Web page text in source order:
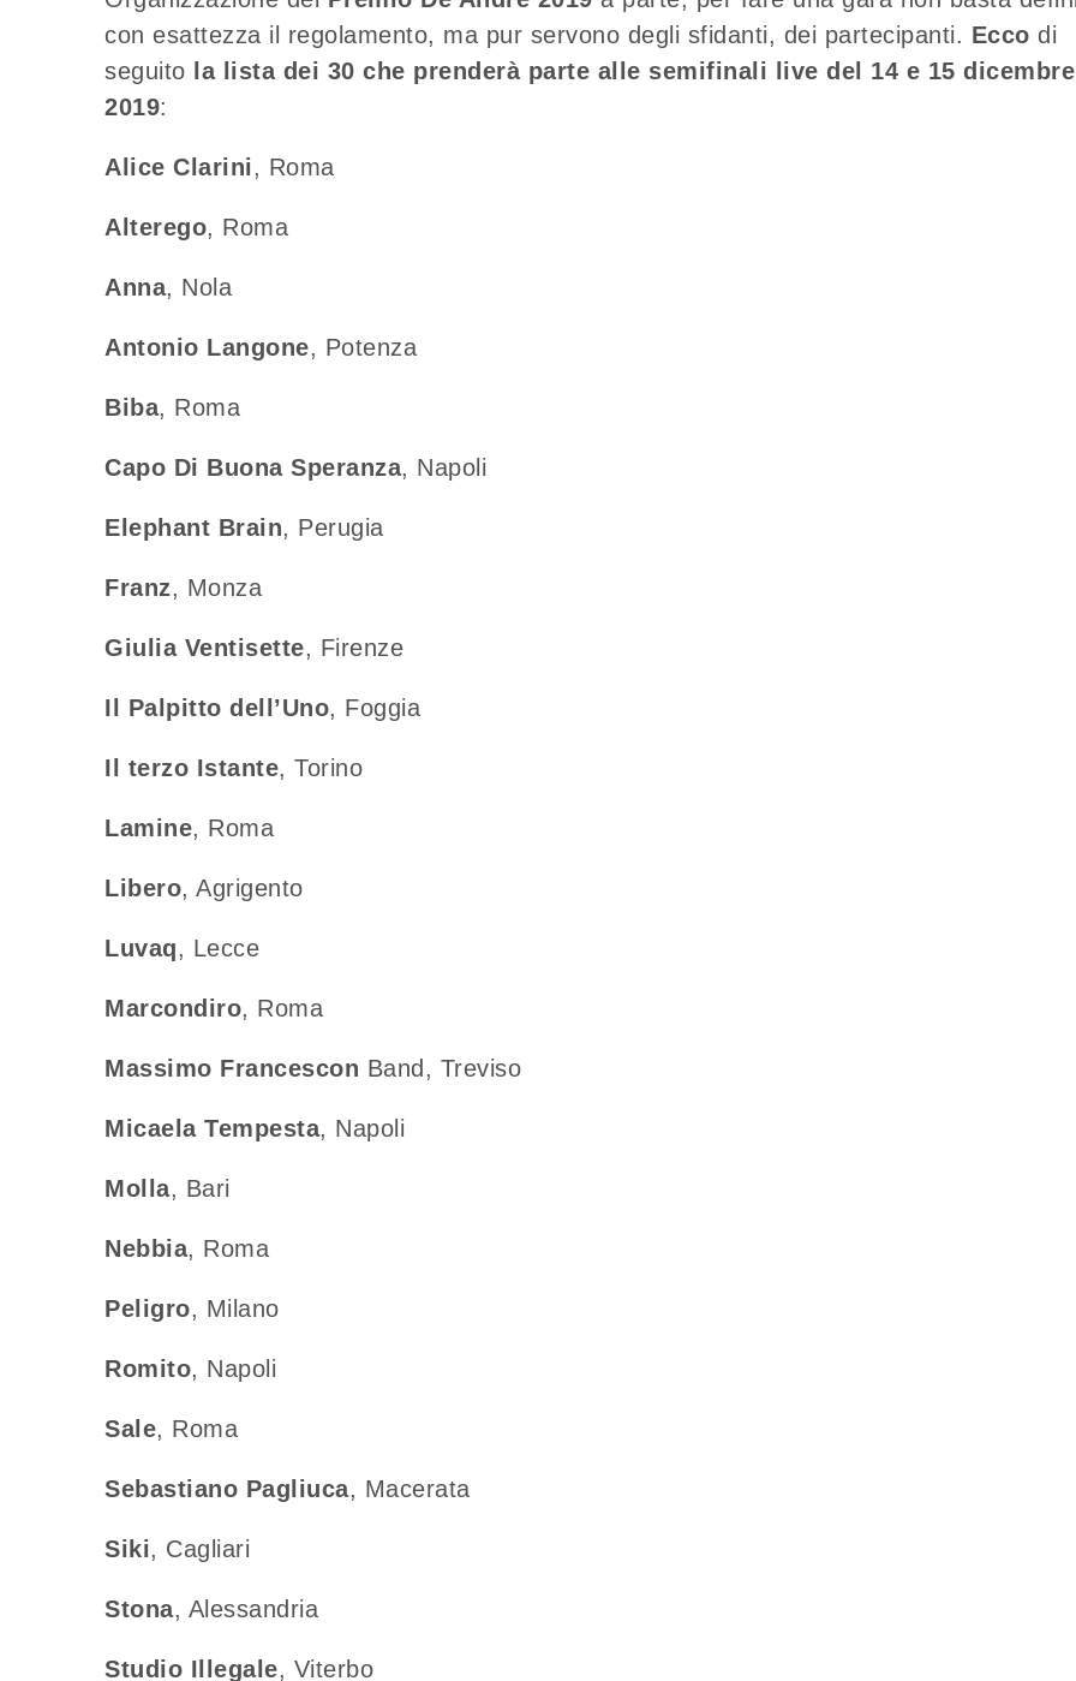
con esattezza il regolamento, ma pur servono degli sfidanti, dei partecipanti. Ecco di
seguito la lista dei 30 che prenderà parte alle semifinali live del 14 e 15 dicembre
2019:
Alice Clarini, Roma
Alterego, Roma
Anna, Nola
Antonio Langone, Potenza
Biba, Roma
Capo Di Buona Speranza, Napoli
Elephant Brain, Perugia
Franz, Monza
Giulia Ventisette, Firenze
Il Palpitto dell’Uno, Foggia
Il terzo Istante, Torino
Lamine, Roma
Libero, Agrigento
Luvaq, Lecce
Marcondiro, Roma
Massimo Francescon Band, Treviso
Micaela Tempesta, Napoli
Molla, Bari
Nebbia, Roma
Peligro, Milano
Romito, Napoli
Sale, Roma
Sebastiano Pagliuca, Macerata
Siki, Cagliari
Stona, Alessandria
Studio Illegale, Viterbo